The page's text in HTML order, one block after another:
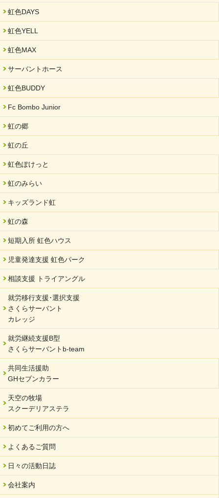
2025/01/31
「可児の企業魅力発見フェア」に出展しました
就労継続支援B型「エコボール」事業を始めました
2024/09/10
2024/08/26
2024/08/01
夏休み学習支援・可茂自悠学舎
2024/07/03
中部学院大学「現代福祉マネジメント」ゲスト講師
2024/04/17
SDGs発表会・研修会
2024/04/05
中学生向けのフリースクール「可茂自悠学舎」開設
2024/04/01
を開催しました。
2024/02/20
2024/02/02
岐阜県 ワーク・ライフ・バランス推進エクセレント企業認定
2024/01/15
令和6年能登半島地震被災者支援において
2023/12/29
年末年始のお知らせ
2023/12/18
北方支店・保護者交流会「収穫祭」
2023/11/08
オンラインショップを開設しました
2023/10/20
「可児の企業魅力発見フェア」に出展しました
2023/10/17
馬糞堆肥「馬の力」販売開始
2023/08/18
虹色DAYS
虹色YELL
虹色MAX
サーバントホース
虹色BUDDY
Fc Bombo Junior
虹の郷
虹の丘
虹色ぽけっと
虹のみらい
キッズランド虹
虹の森
短期入所 虹色ハウス
児童発達支援 虹色パーク
相談支援 トライアングル
就労移行支援･選択支援
さくらサーバント
カレッジ
就労継続支援B型
さくらサーバントb-team
共同生活援助
GHセブンカラー
天空の牧場
スクーデリアステラ
初めてご利用の方へ
よくあるご質問
日々の活動日誌
会社案内